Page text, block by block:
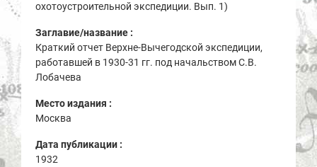
охотоустроительной экспедиции. Вып. 1)
Заглавие/название :
Краткий отчет Верхне-Вычегодской экспедиции,
работавшей в 1930-31 гг. под начальством С.В.
Лобачева
Место издания :
Москва
Дата публикации :
1932